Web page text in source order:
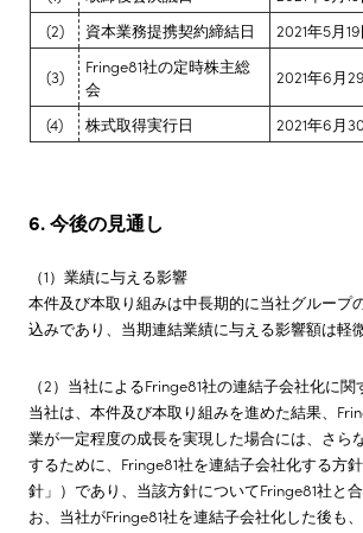
(2)
資本業務提携契約締結日 2021年5月19
(3)
Fringe81社の定時株主総
会
2021年6月
(4) 株式取得実行日 2021年6月
6. 今後の見通し
（1）業績に与える影響
本件及び本取り組みは中長期的に当社グループ
込みであり、当期連結業績に与える影響額は軽微
（2）当社によるFringe81社の連結子会社化に関
当社は、本件及び本取り組みを進めた結果、
業が一定程度の成長を実現した場合には、さら
するために、Fringe81社を連結子会社化する方
針」）であり、当該方針についてFringe81社と
お、当社がFringe81社を連結子会社化した後も